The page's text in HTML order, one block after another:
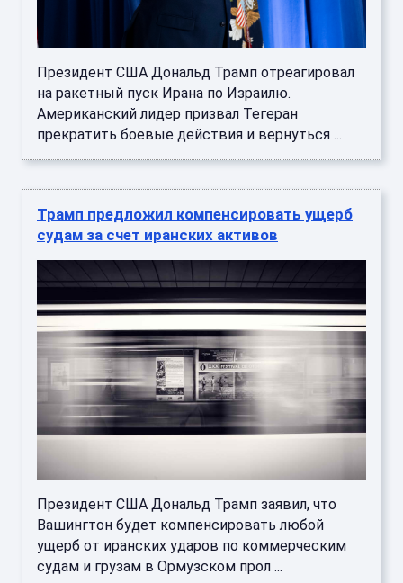
Президент США Дональд Трамп отреагировал
на ракетный пуск Ирана по Израилю.
Американский лидер призвал Тегеран
прекратить боевые действия и вернуться ...
Трамп предложил компенсировать ущерб
судам за счет иранских активов
Президент США Дональд Трамп заявил, что
Вашингтон будет компенсировать любой
ущерб от иранских ударов по коммерческим
судам и грузам в Ормузском прол ...